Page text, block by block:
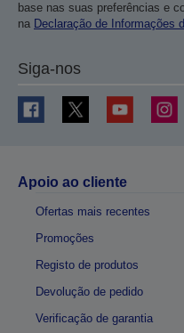
base nas suas preferências e
na Declaração de Informações
Siga-nos
Apoio ao cliente
Ofertas mais recentes
Promoções
Registo de produtos
Devolução de pedido
Verificação de garantia